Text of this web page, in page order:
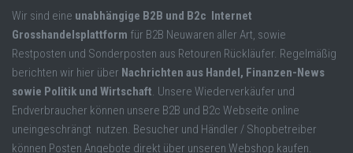
Wir sind eine unabhängige B2B und B2c Internet
Grosshandelsplattform für B2B Neuwaren aller Art, sowie
Restposten und Sonderposten aus Retouren Rückläufer. Regelmäßig
berichten wir hier über Nachrichten aus Handel, Finanzen-News
sowie Politik und Wirtschaft. Unsere Wiederverkäufer und
Endverbraucher können unsere B2B und B2c Webseite online
uneingeschrängt nutzen. Besucher und Händler / Shopbetreiber
können Posten Angebote direkt über unseren Webshop kaufen.